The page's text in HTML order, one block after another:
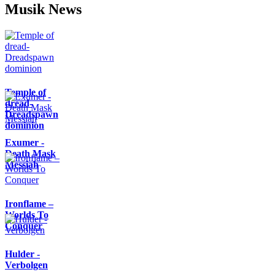
Musik News
Temple of
dread-
Dreadspawn
dominion
Exumer -
Death Mask
Messiah
Ironflame –
Worlds To
Conquer
Hulder -
Verbolgen